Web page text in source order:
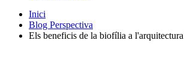
Inici
Blog Perspectiva
Els beneficis de la biofília a